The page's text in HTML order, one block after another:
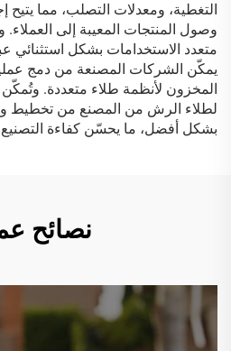
التغطية، ومعدلات التصلب، مما يتيح
وصول المنتجات المعيبة إلى
متعدد الاستخدامات بشكل استثنائي
يمكّن الشركات المصنعة من دمج
المخزون لأنظمة طلاء متعددة. وتُمكّن
لطلاء الرش من المصنع من تخطيط
بشكل أفضل، ما يحسّن كفاءة التصنيع
نصائح